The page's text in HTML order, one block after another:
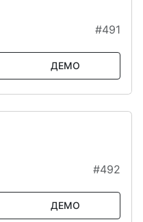
#491
ДЕМО
#492
ДЕМО